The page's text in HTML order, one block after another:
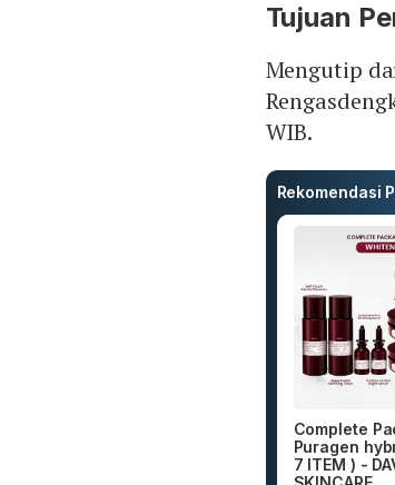
Tujuan
Mengutip
WIB.
Rekomendasi
Complete
Puragen
7 ITEM ) -